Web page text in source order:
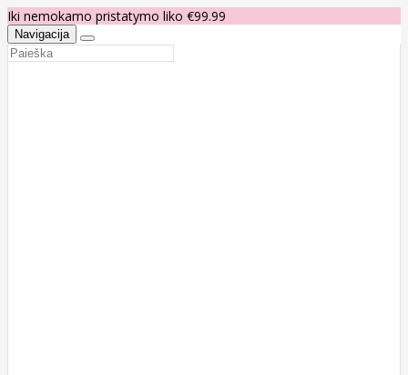
Iki nemokamo pristatymo liko €99.99
Navigacija